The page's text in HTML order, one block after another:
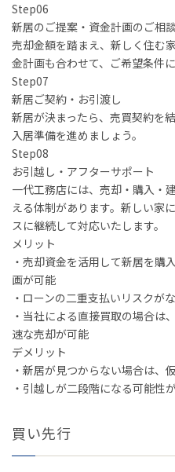
Step06
新居のご提案・資金計画のご相談
売却金額を踏まえ、新しく住む
金計画も合わせて、ご希望条件
Step07
新居ご契約・お引渡し
新居が決まったら、売買契約を
入居準備を進めましょう。
Step08
お引越し・アフターサポート
一代工務店には、売却・購入・
える体制があります。新しい家
スに継続して対応いたします。
メリット
・売却資金を活用して新居を購
画が可能
・ローンの二重支払いリスクが
・当社による直接買取の場合は
速な売却が可能
デメリット
・新居が見つからない場合は、
・引越しが二段階になる可能性
買い先行